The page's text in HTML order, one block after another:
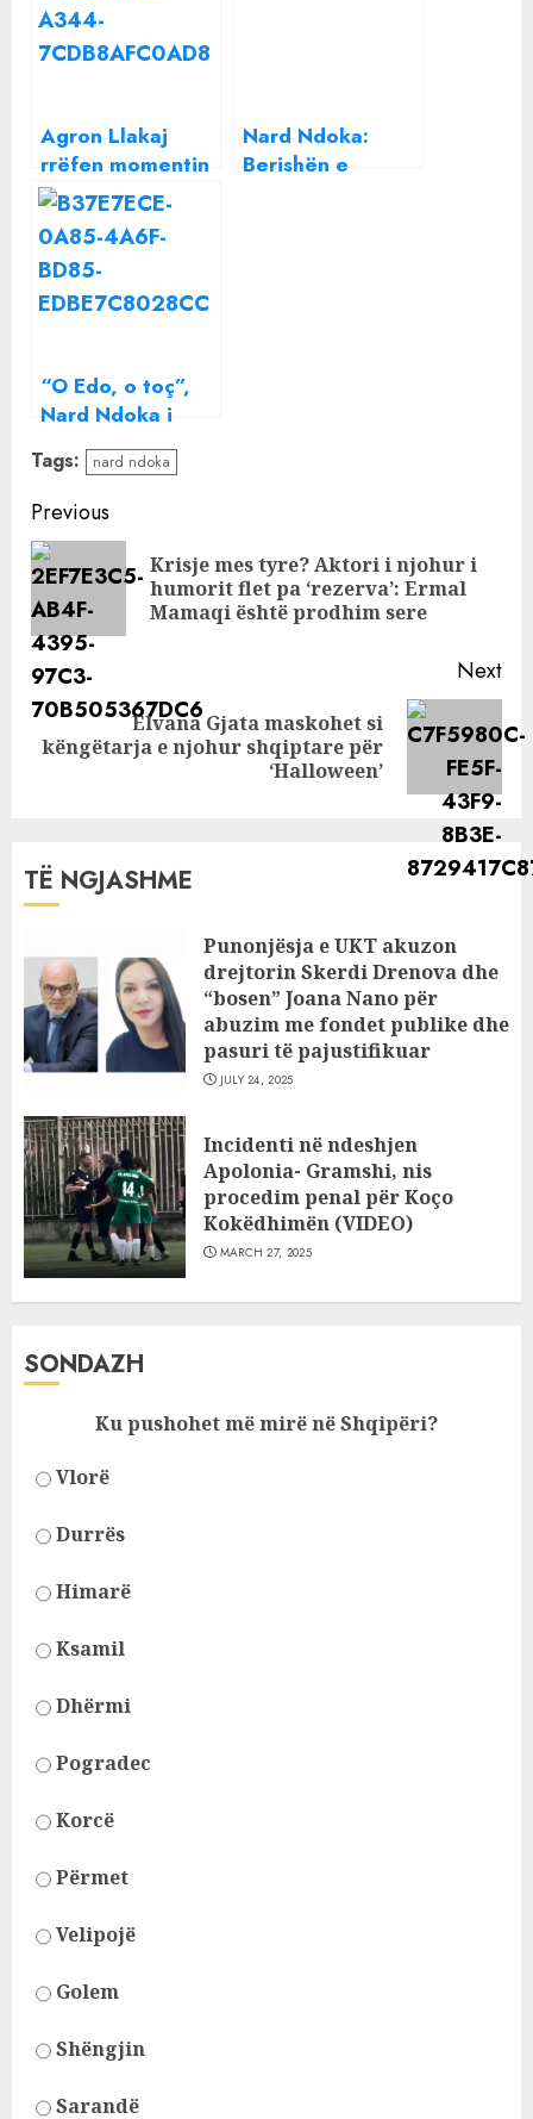
Agron Llakaj
rrëfen momentin
më të vështirë të
jetës: Zoti më
vendosi në tel të
provës se sa
mbaja
Nard Ndoka:
Berishën e
“O Edo, o toç”,
Nard Ndoka i
përgjigjet
Ramës: Në kohën
tonë kishte
reforma, jo…
Tags: nard ndoka
Continue
Reading
Previous
Krisje mes tyre? Aktori i njohur i
humorit flet pa ‘rezerva’: Ermal
Mamaqi është prodhim sere
Next
Next
Elvana Gjata maskohet si
këngëtarja e njohur shqiptare për
‘Halloween’
TË NGJASHME
Punonjësja e UKT akuzon
drejtorin Skerdi Drenova dhe
“bosen” Joana Nano për
abuzim me fondet publike dhe
pasuri të pajustifikuar
JULY 24, 2025
Incidenti në ndeshjen
Apolonia- Gramshi, nis
procedim penal për Koço
Kokëdhimën (VIDEO)
MARCH 27, 2025
SONDAZH
Ku pushohet më mirë në Shqipëri?
Vlorë
Durrës
Himarë
Ksamil
Dhërmi
Pogradec
Korcë
Përmet
Velipojë
Golem
Shëngjin
Sarandë